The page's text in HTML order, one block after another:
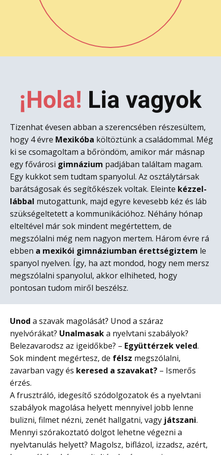
¡Hola! L​ia vagyok
Tizenhat évesen abban a szerencsében részesültem,
hogy 4 évre Mexikóba költöztünk a családommal. Még
ki se csomagoltam a bőröndöm, amikor már másnap
egy fővárosi gimnázium padjában találtam magam.
Egy kukkot sem tudtam spanyolul. Az osztálytársak
barátságosak és segítőkészek voltak. Eleinte kézzel-
lábbal mutogattunk, majd egyre kevesebb kéz és láb
szükségeltetett a kommunikációhoz. Néhány hónap
elteltével már sok mindent megértettem, de
megszólalni még nem nagyon mertem. Három évre rá
ebben a mexikói gimnáziumban érettségiztem le
spanyol nyelven. Így, ha azt mondod, hogy nem mersz
megszólalni spanyolul, akkor elhiheted, hogy
pontosan tudom miről beszélsz.
Unod a szavak magolását? Unod a száraz
nyelvórákat? Unalmasaka nyelvtani szabályok?
Belezavarodsz az igeidőkbe? – Együttérzek veled.
Sok mindent megértesz, de félsz megszólalni,
zavarban vagy és keresed a szavakat? – Ismerős
érzés.
A frusztráló, idegesítő szódolgozatok és a nyelvtani
szabályok magolása helyett mennyivel jobb lenne
bulizni, filmet nézni, zenét hallgatni, vagy játszani.
Mennyi szórakoztató dolgot lehetne végezni a
nyelvtanulás helyett? Magolsz, biflázol, izzadsz, azért,